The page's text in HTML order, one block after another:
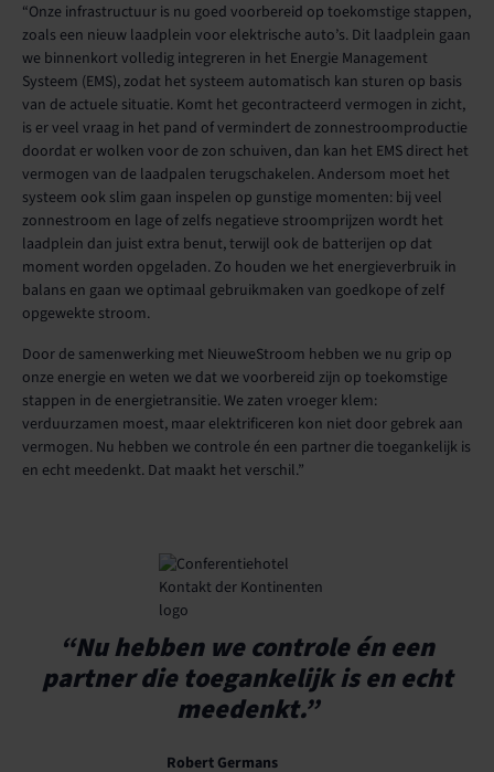
“Onze infrastructuur is nu goed voorbereid op toekomstige stappen,
zoals een nieuw laadplein voor elektrische auto’s. Dit laadplein gaan
we binnenkort volledig integreren in het Energie Management
Systeem (EMS), zodat het systeem automatisch kan sturen op basis
van de actuele situatie. Komt het gecontracteerd vermogen in zicht,
is er veel vraag in het pand of vermindert de zonnestroomproductie
doordat er wolken voor de zon schuiven, dan kan het EMS direct het
vermogen van de laadpalen terugschakelen. Andersom moet het
systeem ook slim gaan inspelen op gunstige momenten: bij veel
zonnestroom en lage of zelfs negatieve stroomprijzen wordt het
laadplein dan juist extra benut, terwijl ook de batterijen op dat
moment worden opgeladen. Zo houden we het energieverbruik in
balans en gaan we optimaal gebruikmaken van goedkope of zelf
opgewekte stroom.
Door de samenwerking met NieuweStroom hebben we nu grip op
onze energie en weten we dat we voorbereid zijn op toekomstige
stappen in de energietransitie. We zaten vroeger klem:
verduurzamen moest, maar elektrificeren kon niet door gebrek aan
vermogen. Nu hebben we controle én een partner die toegankelijk is
en echt meedenkt. Dat maakt het verschil.”
“Nu hebben we controle én een
partner die toegankelijk is en echt
meedenkt.”
Robert Germans